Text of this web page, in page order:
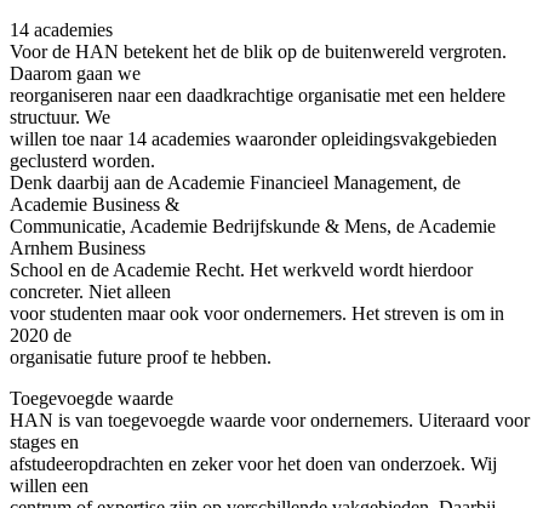
14 academies
Voor de HAN betekent het de blik op de buitenwereld vergroten.
Daarom gaan we
reorganiseren naar een daadkrachtige organisatie met een heldere
structuur. We
willen toe naar 14 academies waaronder opleidingsvakgebieden
geclusterd worden.
Denk daarbij aan de Academie Financieel Management, de
Academie Business &
Communicatie, Academie Bedrijfskunde & Mens, de Academie
Arnhem Business
School en de Academie Recht. Het werkveld wordt hierdoor
concreter. Niet alleen
voor studenten maar ook voor ondernemers. Het streven is om in
2020 de
organisatie future proof te hebben.
Toegevoegde waarde
HAN is van toegevoegde waarde voor ondernemers. Uiteraard voor
stages en
afstudeeropdrachten en zeker voor het doen van onderzoek. Wij
willen een